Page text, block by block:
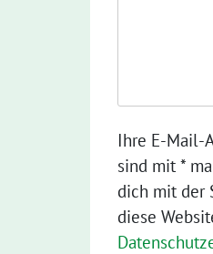
Ihre E-Mail-
sind mit *
dich mit der
diese